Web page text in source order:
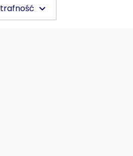
trafność keyboard_arrow_down